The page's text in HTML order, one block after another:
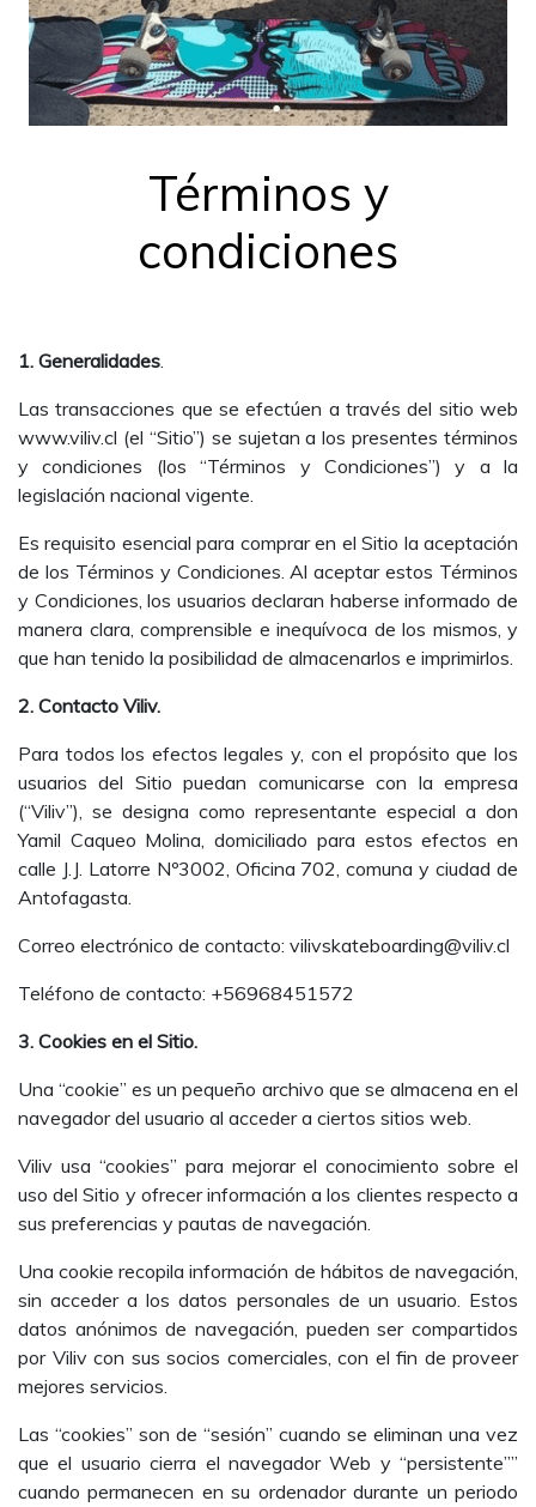
Términos y
condiciones
1. Generalidades.
Las transacciones que se efectúen a través del sitio web
www.viliv.cl (el “Sitio”) se sujetan a los presentes términos
y condiciones (los “Términos y Condiciones”) y a la
legislación nacional vigente.
Es requisito esencial para comprar en el Sitio la aceptación
de los Términos y Condiciones. Al aceptar estos Términos
y Condiciones, los usuarios declaran haberse informado de
manera clara, comprensible e inequívoca de los mismos, y
que han tenido la posibilidad de almacenarlos e imprimirlos.
2. Contacto Viliv.
Para todos los efectos legales y, con el propósito que los
usuarios del Sitio puedan comunicarse con la empresa
(“Viliv”), se designa como representante especial a don
Yamil Caqueo Molina, domiciliado para estos efectos en
calle J.J. Latorre Nº3002, Oficina 702, comuna y ciudad de
Antofagasta.
Correo electrónico de contacto: vilivskateboarding@viliv.cl
Teléfono de contacto: +56968451572
3. Cookies en el Sitio.
Una “cookie” es un pequeño archivo que se almacena en el
navegador del usuario al acceder a ciertos sitios web.
Viliv usa “cookies” para mejorar el conocimiento sobre el
uso del Sitio y ofrecer información a los clientes respecto a
sus preferencias y pautas de navegación.
Una cookie recopila información de hábitos de navegación,
sin acceder a los datos personales de un usuario. Estos
datos anónimos de navegación, pueden ser compartidos
por Viliv con sus socios comerciales, con el fin de proveer
mejores servicios.
Las “cookies” son de “sesión” cuando se eliminan una vez
que el usuario cierra el navegador Web y “persistente””
cuando permanecen en su ordenador durante un periodo